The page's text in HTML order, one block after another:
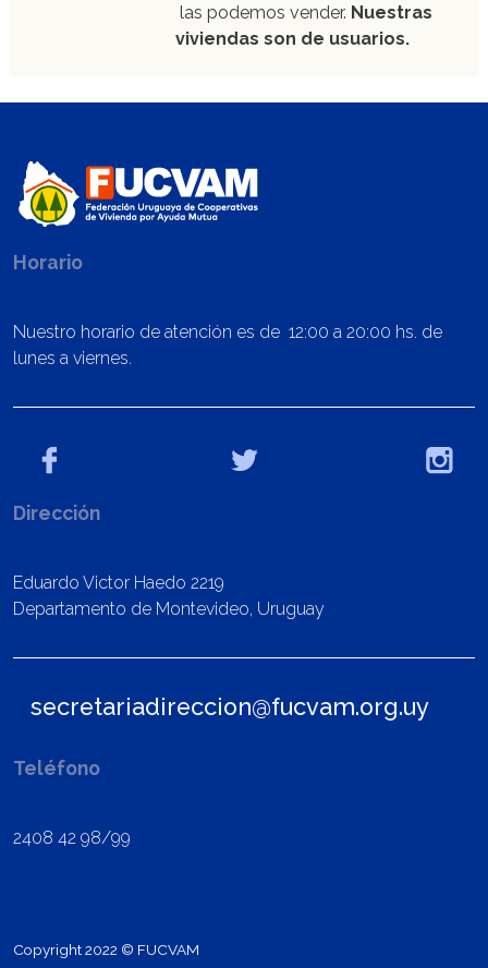
las podemos vender. Nuestras
viviendas son de usuarios.
Horario
Nuestro horario de atención es de 12:00 a 20:00 hs. de
lunes a viernes.
Dirección
Eduardo Victor Haedo 2219
Departamento de Montevideo, Uruguay
secretariadireccion@fucvam.org.uy
Teléfono
2408 42 98/99
Copyright 2022 © FUCVAM